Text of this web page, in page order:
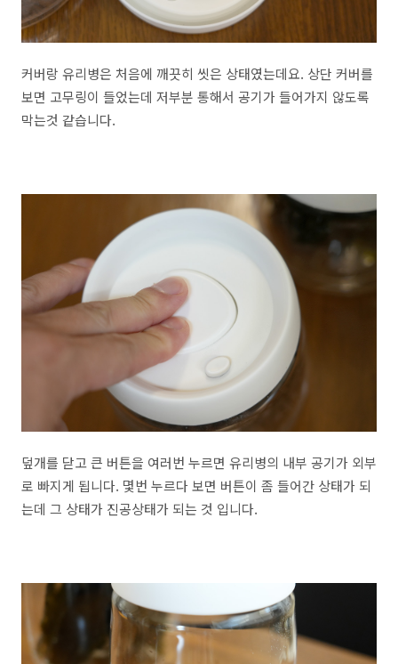
커버랑 유리병은 처음에 깨끗히 씻은 상태였는데요. 상단 커버를
보면 고무링이 들었는데 저부분 통해서 공기가 들어가지 않도록
막는것 같습니다.
덮개를 닫고 큰 버튼을 여러번 누르면 유리병의 내부 공기가 외부
로 빠지게 됩니다. 몇번 누르다 보면 버튼이 좀 들어간 상태가 되
는데 그 상태가 진공상태가 되는 것 입니다.